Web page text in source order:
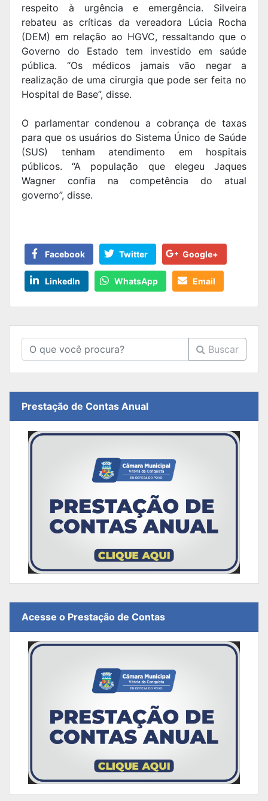
respeito à urgência e emergência. Silveira
rebateu as críticas da vereadora Lúcia Rocha
(DEM) em relação ao HGVC, ressaltando que o
Governo do Estado tem investido em saúde
pública. “Os médicos jamais vão negar a
realização de uma cirurgia que pode ser feita no
Hospital de Base”, disse.
O parlamentar condenou a cobrança de taxas
para que os usuários do Sistema Único de Saúde
(SUS) tenham atendimento em hospitais
públicos. “A população que elegeu Jaques
Wagner confia na competência do atual
governo”, disse.
Facebook Twitter Google+
LinkedIn WhatsApp Email
Buscar
Prestação de Contas Anual
Acesse o Prestação de Contas